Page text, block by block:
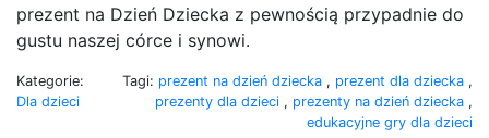
prezent na Dzień Dziecka z pewnością przypadnie do
gustu naszej córce i synowi.
Kategorie:
Dla dzieci
Tagi: prezent na dzień dziecka , prezent dla dziecka ,
prezenty dla dzieci , prezenty na dzień dziecka ,
edukacyjne gry dla dzieci